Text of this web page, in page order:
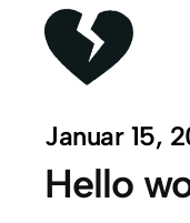
Zum
Inhalt
springen
Januar 15,
Hello